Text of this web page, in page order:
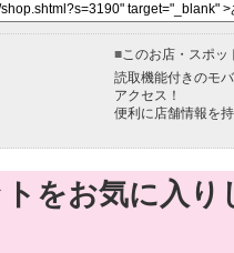
■このお店・スポッ
読取機能付きのモ
アクセス！
便利に店舗情報を
をお気に入